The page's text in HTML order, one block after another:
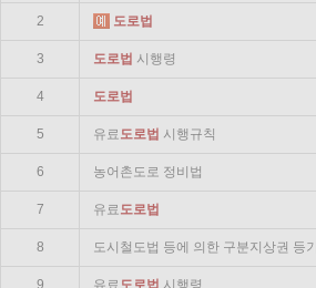
2 도로법
3 도로법 시행령
4 도로법
5 유료 도로법 시행규칙
6 농어촌도로 정비법
7 유료 도로법
8 도시철도법 등에 의한 구분지상권 등
9 유료 도로법 시행령